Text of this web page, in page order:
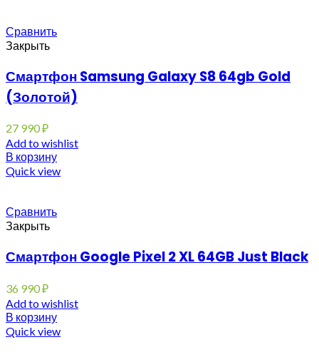
Сравнить
Закрыть
Смартфон Samsung Galaxy S8 64gb Gold
(Золотой)
27 990₽
Add to wishlist
В корзину
Quick view
Сравнить
Закрыть
Смартфон Google Pixel 2 XL 64GB Just Black
36 990₽
Add to wishlist
В корзину
Quick view